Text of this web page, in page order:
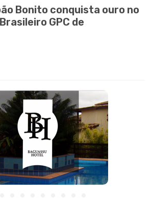
Bonito conquista ouro no
GPC de